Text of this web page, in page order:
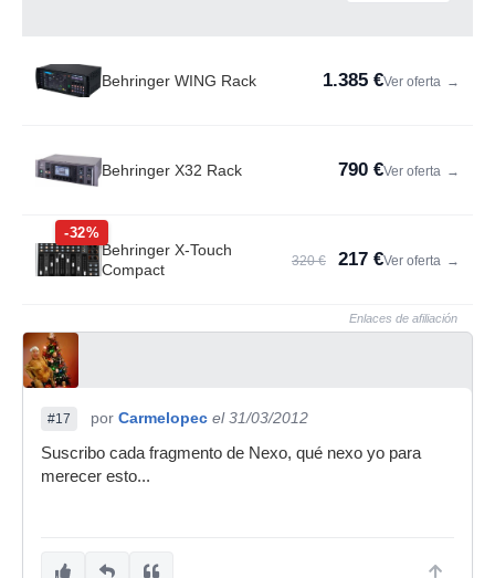
Behringer WING Rack 1.385 €Ver oferta →
Behringer X32 Rack 790 €Ver oferta →
-32%
Behringer X-Touch
Compact
320 € 217 €Ver oferta →
Enlaces de afiliación
#17 por Carmelopec el 31/03/2012
Suscribo cada fragmento de Nexo, qué nexo yo para
merecer esto...